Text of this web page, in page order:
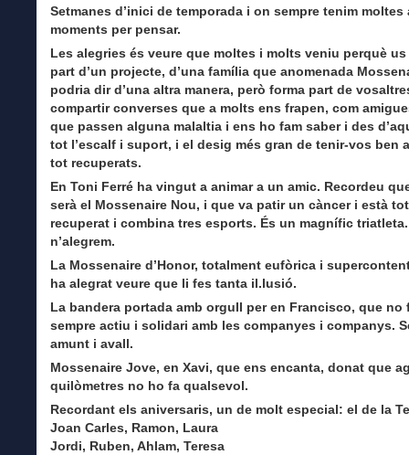
Setmanes d’inici de temporada i on sempre tenim moltes
moments per pensar.
Les alegries és veure que moltes i molts veniu perquè
part d’un projecte, d’una família que anomenada
podria dir d’una altra manera, però forma part de
compartir converses que a molts ens frapen, com
que passen alguna malaltia i ens ho fam saber i des
tot l’escalf i suport, i el desig més gran de tenir-vos ben
tot recuperats.
En Toni Ferré ha vingut a animar a un amic. Recordeu
serà el Mossenaire Nou, i que va patir un càncer i està
recuperat i combina tres esports. És un magnífic
n’alegrem.
La Mossenaire d’Honor, totalment eufòrica i
ha alegrat veure que li fes tanta il.lusió.
La bandera portada amb orgull per en Francisco, que no
sempre actiu i solidari amb les companyes i companys.
amunt i avall.
Mossenaire Jove, en Xavi, que ens encanta, donat que
quilòmetres no ho fa qualsevol.
Recordant els aniversaris, un de molt especial: el de la
Joan Carles, Ramon, Laura
Jordi, Ruben, Ahlam, Teresa